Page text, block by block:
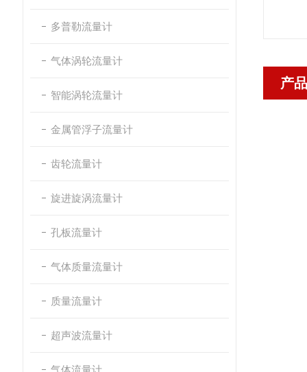
多普勒流量计
气体涡轮流量计
智能涡轮流量计
金属管浮子流量计
齿轮流量计
旋进旋涡流量计
孔板流量计
气体质量流量计
质量流量计
超声波流量计
气体流量计
产